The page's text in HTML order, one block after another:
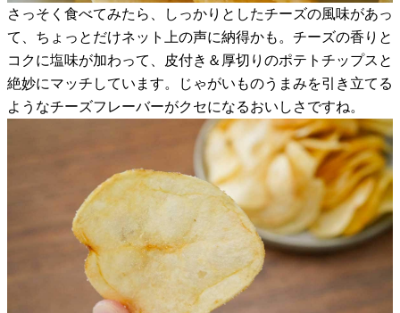
さっそく食べてみたら、しっかりとしたチーズの風味があっ
て、ちょっとだけネット上の声に納得かも。チーズの香りと
コクに塩味が加わって、皮付き＆厚切りのポテトチップスと
絶妙にマッチしています。じゃがいものうまみを引き立てる
ようなチーズフレーバーがクセになるおいしさですね。